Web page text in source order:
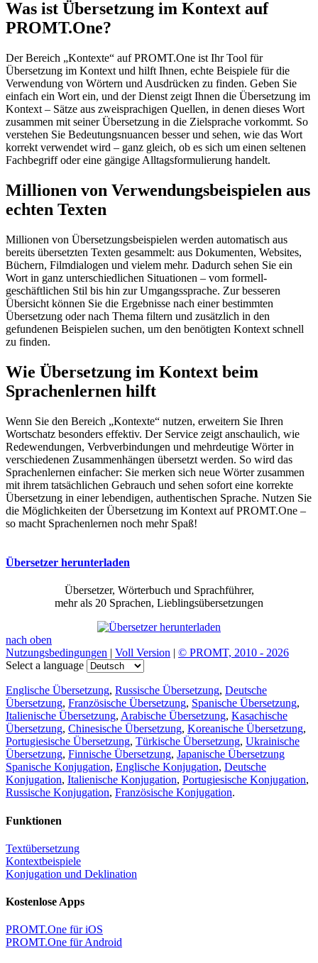
Was ist Übersetzung im Kontext auf
PROMT.One?
Der Bereich „Kontexte“ auf PROMT.One ist Ihr Tool für
Übersetzung im Kontext und hilft Ihnen, echte Beispiele für die
Verwendung von Wörtern und Ausdrücken zu finden. Geben Sie
einfach ein Wort ein, und der Dienst zeigt Ihnen die Übersetzung im
Kontext – Sätze aus zweisprachigen Quellen, in denen dieses Wort
zusammen mit seiner Übersetzung in die Zielsprache vorkommt. So
verstehen Sie Bedeutungsnuancen besser und sehen, wie das Wort
korrekt verwendet wird – ganz gleich, ob es sich um einen seltenen
Fachbegriff oder eine gängige Alltagsformulierung handelt.
Millionen von Verwendungsbeispielen aus
echten Texten
Millionen von Übersetzungsbeispielen werden automatisch aus
bereits übersetzten Texten gesammelt: aus Dokumenten, Websites,
Büchern, Filmdialogen und vielem mehr. Dadurch sehen Sie ein
Wort in ganz unterschiedlichen Situationen – vom formell-
geschäftlichen Stil bis hin zur Umgangssprache. Zur besseren
Übersicht können Sie die Ergebnisse nach einer bestimmten
Übersetzung oder nach Thema filtern und zusätzlich in den
gefundenen Beispielen suchen, um den benötigten Kontext schnell
zu finden.
Wie Übersetzung im Kontext beim
Sprachenlernen hilft
Wenn Sie den Bereich „Kontexte“ nutzen, erweitern Sie Ihren
Wortschatz besonders effektiv. Der Service zeigt anschaulich, wie
Redewendungen, Verbverbindungen und mehrdeutige Wörter in
verschiedenen Zusammenhängen übersetzt werden. So wird das
Sprachenlernen einfacher: Sie merken sich neue Wörter zusammen
mit ihrem tatsächlichen Gebrauch und sehen sofort eine korrekte
Übersetzung in einer lebendigen, authentischen Sprache. Nutzen Sie
die Möglichkeiten der Übersetzung im Kontext auf PROMT.One –
so macht Sprachenlernen noch mehr Spaß!
Übersetzer herunterladen
Übersetzer, Wörterbuch und Sprachführer,
mehr als 20 Sprachen, Lieblingsübersetzungen
nach oben
Nutzungsbedingungen | Voll Version | © PROMT, 2010 - 2026
Select a language
Englische Übersetzung, Russische Übersetzung, Deutsche
Übersetzung, Französische Übersetzung, Spanische Übersetzung,
Italienische Übersetzung, Arabische Übersetzung, Kasachische
Übersetzung, Chinesische Übersetzung, Koreanische Übersetzung,
Portugiesische Übersetzung, Türkische Übersetzung, Ukrainische
Übersetzung, Finnische Übersetzung, Japanische Übersetzung
Spanische Konjugation, Englische Konjugation, Deutsche
Konjugation, Italienische Konjugation, Portugiesische Konjugation,
Russische Konjugation, Französische Konjugation.
Funktionen
Textübersetzung
Kontextbeispiele
Konjugation und Deklination
Kostenlose Apps
PROMT.One für iOS
PROMT.One für Android